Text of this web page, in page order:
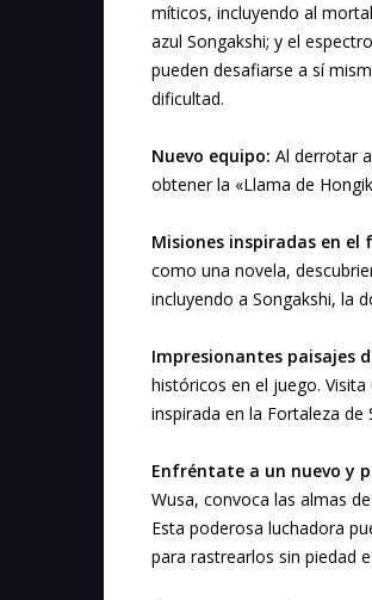
míticos, incluyendo al
azul Songakshi; y el
pueden desafiarse a sí
dificultad.
Nuevo equipo: Al derrotar
obtener la «Llama de
Misiones inspiradas en el
como una novela,
incluyendo a Songakshi, la
Impresionantes paisajes
históricos en el juego.
inspirada en la Fortaleza de
Enfréntate a un nuevo y
Wusa, convoca las almas
Esta poderosa luchadora
para rastrearlos sin piedad